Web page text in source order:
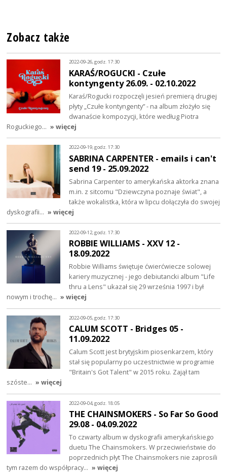
Zobacz także
2022-09-26, godz. 17:30
KARAŚ/ROGUCKI - Czułe
kontyngenty 26.09. - 02.10.2022
Karaś/Rogucki rozpoczęli jesień premierą drugiej
płyty „Czułe kontyngenty” - na album złożyło się
dwanaście kompozycji, które według Piotra
Roguckiego… » więcej
2022-09-19, godz. 17:30
SABRINA CARPENTER - emails i can't
send 19 - 25.09.2022
Sabrina Carpenter to amerykańska aktorka znana
m.in. z sitcomu "​Dziewczyna poznaje świat", a
także wokalistka, która w lipcu dołączyła do swojej
dyskografii… » więcej
2022-09-12, godz. 17:30
ROBBIE WILLIAMS - XXV 12 -
18.09.2022
Robbie Williams świętuje ćwierćwiecze solowej
kariery muzycznej - jego debiutancki album "Life
thru a Lens" ukazał się 29 września 1997 i był
nowym i trochę… » więcej
2022-09-05, godz. 17:30
CALUM SCOTT - Bridges 05 -
11.09.2022
Calum Scott jest brytyjskim piosenkarzem, który
stał się popularny po uczestnictwie w programie
"Britain's Got Talent" w 2015 roku. Zajął tam
szóste… » więcej
2022-09-04, godz. 18:05
THE CHAINSMOKERS - So Far So Good
29.08 - 04.09.2022
To czwarty album w dyskografii amerykańskiego
duetu The Chainsmokers. W przeciwieństwie do
poprzednich płyt The Chainsmokers nie zaprosili
tym razem do współpracy… » więcej